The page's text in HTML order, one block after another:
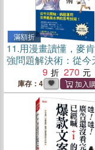
滿額折
11.用漫畫讀懂，麥
強問題解決術：從今
始，就能運用世界最
的思考技術！
9 270
庫存：4